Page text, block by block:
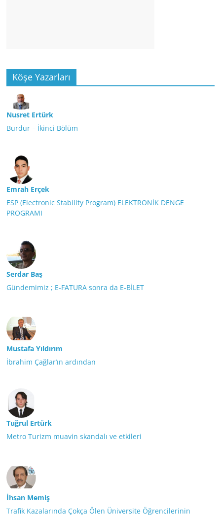
Köşe Yazarları
Nusret Ertürk
Burdur – İkinci Bölüm
Emrah Erçek
ESP (Electronic Stability Program) ELEKTRONİK DENGE
PROGRAMI
Serdar Baş
Gündemimiz ; E-FATURA sonra da E-BİLET
Mustafa Yıldırım
İbrahim Çağlar’ın ardından
Tuğrul Ertürk
Metro Turizm muavin skandalı ve etkileri
İhsan Memiş
Trafik Kazalarında Çokça Ölen Üniversite Öğrencilerinin